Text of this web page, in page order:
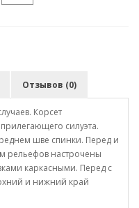
Отзывов (0)
Корсет
силуэта.
шве спинки. Перед и
рельефов настрочены
каркасными. Перед с
и нижний край